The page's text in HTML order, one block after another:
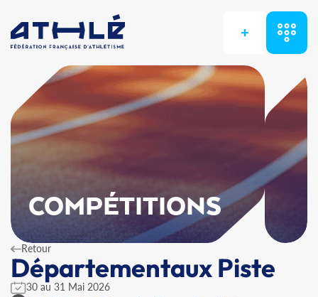
+
COMPÉTITIONS
Retour
Départementaux Piste
30 au 31 Mai 2026